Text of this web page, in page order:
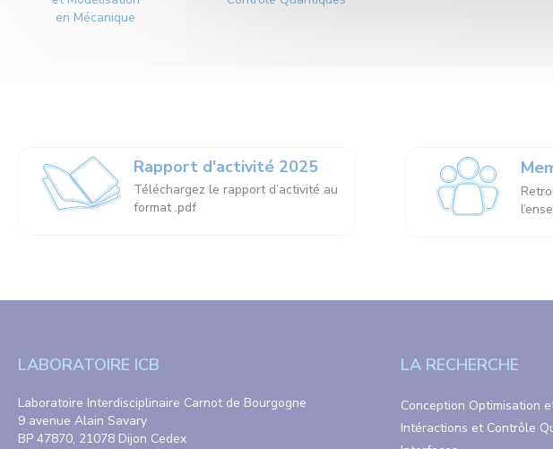
en Mécanique
Rapport d'activité 2025
Téléchargez le rapport d’activité au
format .pdf
LABORATOIRE ICB
Laboratoire Interdisciplinaire Carnot de Bourgogne
9 avenue Alain Savary
BP 47870, 21078 Dijon Cedex
LA RECHERCHE
Conception Optimisation
Intéractions et Contrôle